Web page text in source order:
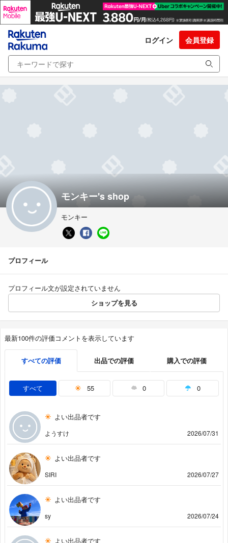
ログイン 会員登録
モンキー's shop
モンキー
プロフィール
プロフィール文が設定されていません
ショップを見る
最新100件の評価コメントを表示しています
すべての評価 出品での評価 購入での評価
すべて 55 0 0
よい出品者です
ようすけ 2026/07/31
よい出品者です
SIRI 2026/07/27
よい出品者です
sy 2026/07/24
よい出品者です